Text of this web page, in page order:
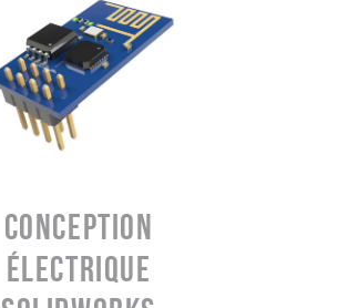
Conception
électrique